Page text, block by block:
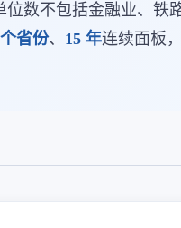
数不包括金融业、铁
省份、 15 年连续面板